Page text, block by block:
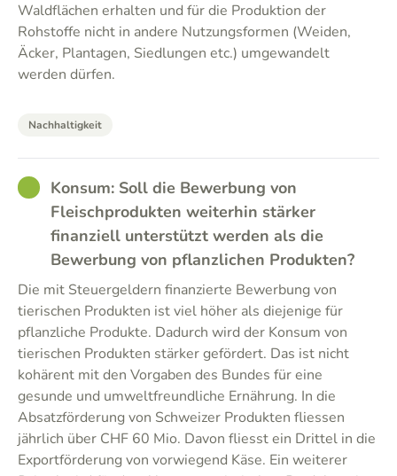
Waldflächen erhalten und für die Produktion der
Rohstoffe nicht in andere Nutzungsformen (Weiden,
Äcker, Plantagen, Siedlungen etc.) umgewandelt
werden dürfen.
Nachhaltigkeit
GOODKonsum: Soll die Bewerbung von
Fleischprodukten weiterhin stärker
finanziell unterstützt werden als die
Bewerbung von pflanzlichen Produkten?
Die mit Steuergeldern finanzierte Bewerbung von
tierischen Produkten ist viel höher als diejenige für
pflanzliche Produkte. Dadurch wird der Konsum von
tierischen Produkten stärker gefördert. Das ist nicht
kohärent mit den Vorgaben des Bundes für eine
gesunde und umweltfreundliche Ernährung. In die
Absatzförderung von Schweizer Produkten fliessen
jährlich über CHF 60 Mio. Davon fliesst ein Drittel in die
Exportförderung von vorwiegend Käse. Ein weiterer